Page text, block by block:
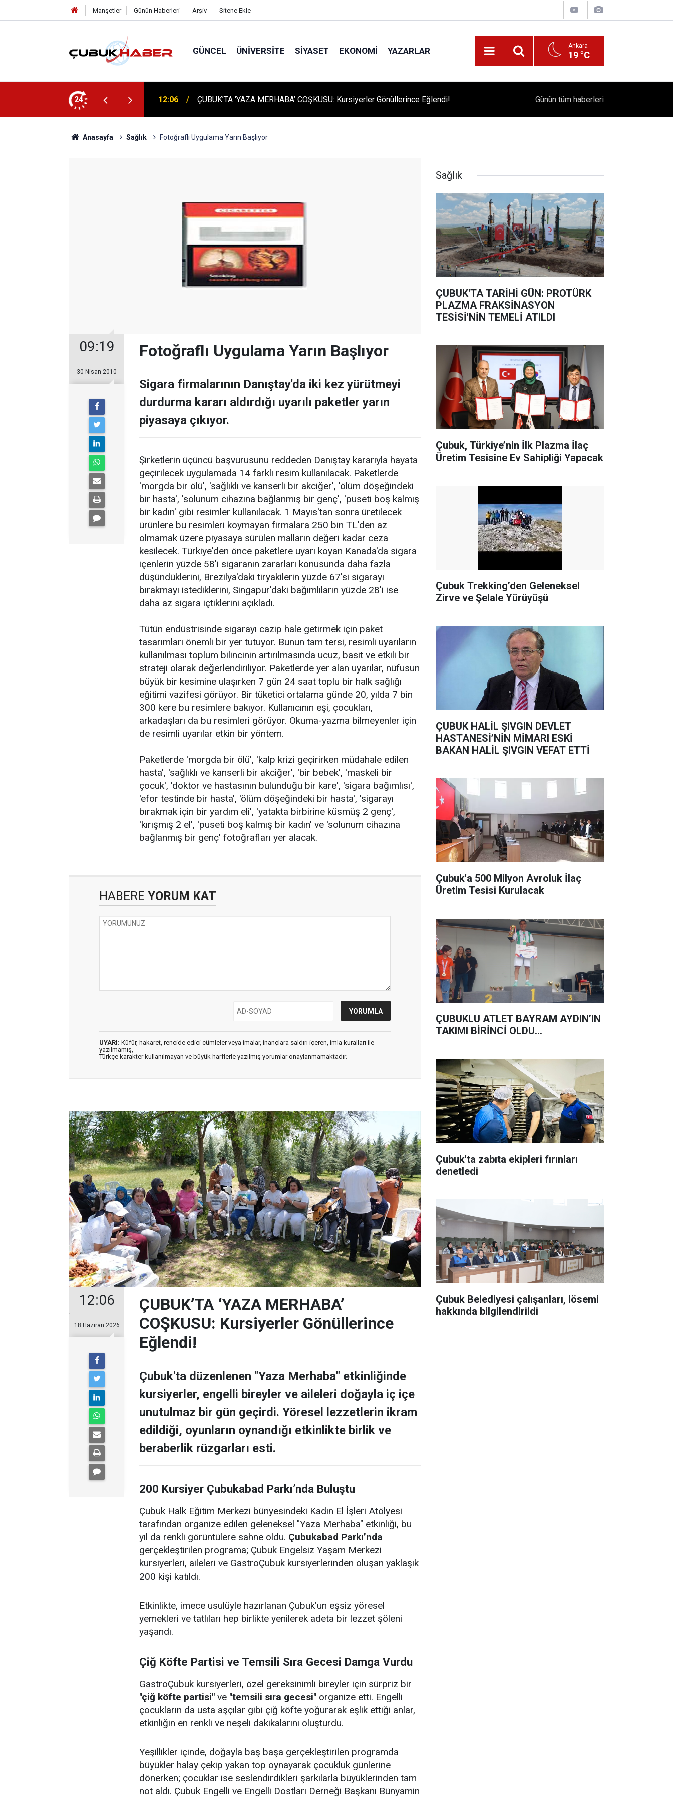
Manşetler Günün Haberleri Arşiv Sitene Ekle
GÜNCEL ÜNIVERSITE SIYASET EKONOMI YAZARLAR Ankara
19 °C
24
Eranıl Vizyonu 12:06 ÇUBUK’TA ‘YAZA MERHABA’ COŞKUSU: Kursiyerler Gönüllerince Eğlendi! 1504 Kep, Tek Bir Hedef: Bilim Kenti Çubuk
Günün tüm haberleri
Anasayfa Sağlık Fotoğraflı Uygulama Yarın Başlıyor
09:19
30 Nisan 2010
Fotoğraflı Uygulama Yarın Başlıyor
Sigara firmalarının Danıştay'da iki kez yürütmeyi
durdurma kararı aldırdığı uyarılı paketler yarın
piyasaya çıkıyor.
Şirketlerin üçüncü başvurusunu reddeden Danıştay kararıyla hayata
geçirilecek uygulamada 14 farklı resim kullanılacak. Paketlerde
'morgda bir ölü', 'sağlıklı ve kanserli bir akciğer', 'ölüm döşeğindeki
bir hasta', 'solunum cihazına bağlanmış bir genç', 'puseti boş kalmış
bir kadın' gibi resimler kullanılacak. 1 Mayıs'tan sonra üretilecek
ürünlere bu resimleri koymayan firmalara 250 bin TL'den az
olmamak üzere piyasaya sürülen malların değeri kadar ceza
kesilecek. Türkiye'den önce paketlere uyarı koyan Kanada'da sigara
içenlerin yüzde 58'i sigaranın zararları konusunda daha fazla
düşündüklerini, Brezilya'daki tiryakilerin yüzde 67'si sigarayı
bırakmayı istediklerini, Singapur'daki bağımlıların yüzde 28'i ise
daha az sigara içtiklerini açıkladı.
Tütün endüstrisinde sigarayı cazip hale getirmek için paket
tasarımları önemli bir yer tutuyor. Bunun tam tersi, resimli uyarıların
kullanılması toplum bilincinin artırılmasında ucuz, basit ve etkili bir
strateji olarak değerlendiriliyor. Paketlerde yer alan uyarılar, nüfusun
büyük bir kesimine ulaşırken 7 gün 24 saat toplu bir halk sağlığı
eğitimi vazifesi görüyor. Bir tüketici ortalama günde 20, yılda 7 bin
300 kere bu resimlere bakıyor. Kullanıcının eşi, çocukları,
arkadaşları da bu resimleri görüyor. Okuma-yazma bilmeyenler için
de resimli uyarılar etkin bir yöntem.
Paketlerde 'morgda bir ölü', 'kalp krizi geçirirken müdahale edilen
hasta', 'sağlıklı ve kanserli bir akciğer', 'bir bebek', 'maskeli bir
çocuk', 'doktor ve hastasının bulunduğu bir kare', 'sigara bağımlısı',
'efor testinde bir hasta', 'ölüm döşeğindeki bir hasta', 'sigarayı
bırakmak için bir yardım eli', 'yatakta birbirine küsmüş 2 genç',
'kırışmış 2 el', 'puseti boş kalmış bir kadın' ve 'solunum cihazına
bağlanmış bir genç' fotoğrafları yer alacak.
HABERE YORUM KAT
UYARI: Küfür, hakaret, rencide edici cümleler veya imalar, inançlara saldırı içeren, imla kuralları ile
yazılmamış,
Türkçe karakter kullanılmayan ve büyük harflerle yazılmış yorumlar onaylanmamaktadır.
12:06
18 Haziran 2026
ÇUBUK’TA ‘YAZA MERHABA’
COŞKUSU: Kursiyerler Gönüllerince
Eğlendi!
Çubuk'ta düzenlenen "Yaza Merhaba" etkinliğinde
kursiyerler, engelli bireyler ve aileleri doğayla iç içe
unutulmaz bir gün geçirdi. Yöresel lezzetlerin ikram
edildiği, oyunların oynandığı etkinlikte birlik ve
beraberlik rüzgarları esti.
200 Kursiyer Çubukabad Parkı’nda Buluştu
Çubuk Halk Eğitim Merkezi bünyesindeki Kadın El İşleri Atölyesi
tarafından organize edilen geleneksel "Yaza Merhaba" etkinliği, bu
yıl da renkli görüntülere sahne oldu. Çubukabad Parkı’nda
gerçekleştirilen programa; Çubuk Engelsiz Yaşam Merkezi
kursiyerleri, aileleri ve GastroÇubuk kursiyerlerinden oluşan yaklaşık
200 kişi katıldı.
Etkinlikte, imece usulüyle hazırlanan Çubuk’un eşsiz yöresel
yemekleri ve tatlıları hep birlikte yenilerek adeta bir lezzet şöleni
yaşandı.
Çiğ Köfte Partisi ve Temsili Sıra Gecesi Damga Vurdu
GastroÇubuk kursiyerleri, özel gereksinimli bireyler için sürpriz bir
"çiğ köfte partisi" ve "temsili sıra gecesi" organize etti. Engelli
çocukların da usta aşçılar gibi çiğ köfte yoğurarak eşlik ettiği anlar,
etkinliğin en renkli ve neşeli dakikalarını oluşturdu.
Yeşillikler içinde, doğayla baş başa gerçekleştirilen programda
büyükler halay çekip yakan top oynayarak çocukluk günlerine
dönerken; çocuklar ise seslendirdikleri şarkılarla büyüklerinden tam
not aldı. Çubuk Engelli ve Engelli Dostları Derneği Başkanı Bünyamin
Sağlık
ÇUBUK'TA TARİHİ GÜN: PROTÜRK
PLAZMA FRAKSİNASYON
TESİSİ'NİN TEMELİ ATILDI
Çubuk, Türkiye’nin İlk Plazma İlaç
Üretim Tesisine Ev Sahipliği Yapacak
Çubuk Trekking’den Geleneksel
Zirve ve Şelale Yürüyüşü
ÇUBUK HALİL ŞIVGIN DEVLET
HASTANESİ’NİN MİMARI ESKİ
BAKAN HALİL ŞIVGIN VEFAT ETTİ
Çubuk'a 500 Milyon Avroluk İlaç
Üretim Tesisi Kurulacak
ÇUBUKLU ATLET BAYRAM AYDIN’IN
TAKIMI BİRİNCİ OLDU...
Çubuk'ta zabıta ekipleri fırınları
denetledi
Çubuk Belediyesi çalışanları, lösemi
hakkında bilgilendirildi